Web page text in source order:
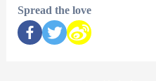
Spread the love